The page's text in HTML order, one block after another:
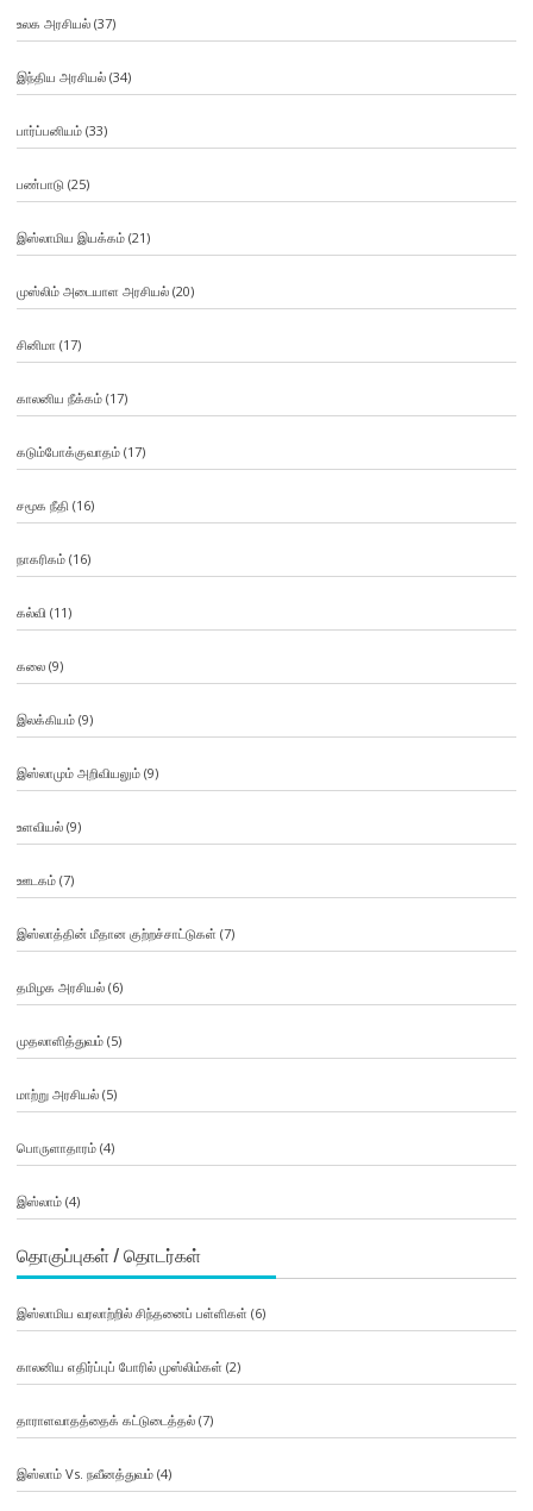
உலக அரசியல்(37)
இந்திய அரசியல்(34)
பார்ப்பனியம்(33)
பண்பாடு(25)
இஸ்லாமிய இயக்கம்(21)
முஸ்லிம் அடையாள அரசியல்(20)
சினிமா (17)
காலனிய நீக்கம்(17)
கடும்போக்குவாதம்(17)
சமூக நீதி (16)
நாகரிகம்(16)
கல்வி (11)
கலை(9)
இலக்கியம்(9)
இஸ்லாமும் அறிவியலும்(9)
உளவியல்(9)
ஊடகம்(7)
இஸ்லாத்தின் மீதான குற்றச்சாட்டுகள் (7)
தமிழக அரசியல்(6)
முதலாளித்துவம்(5)
மாற்று அரசியல்(5)
பொருளாதாரம்(4)
இஸ்லாம்(4)
தொகுப்புகள் / தொடர்கள்
இஸ்லாமிய வரலாற்றில் சிந்தனைப் பள்ளிகள் (6)
காலனிய எதிர்ப்புப் போரில் முஸ்லிம்கள் (2)
தாராளவாதத்தைக் கட்டுடைத்தல்(7)
இஸ்லாம் Vs. நவீனத்துவம்(4)